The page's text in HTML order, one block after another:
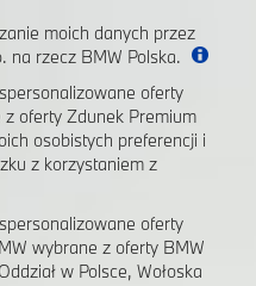
moich danych przez
na rzecz BMW Polska.
oferty
oferty Zdunek Premium
osobistych preferencji i
z korzystaniem z
oferty
wybrane z oferty BMW
w Polsce, Wołoska